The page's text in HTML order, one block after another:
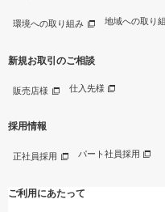
環境への取り組み 地域への取り
新規お取引のご相談
販売店様 仕入先様
採用情報
正社員採用 パート社員採用
ご利用にあたって